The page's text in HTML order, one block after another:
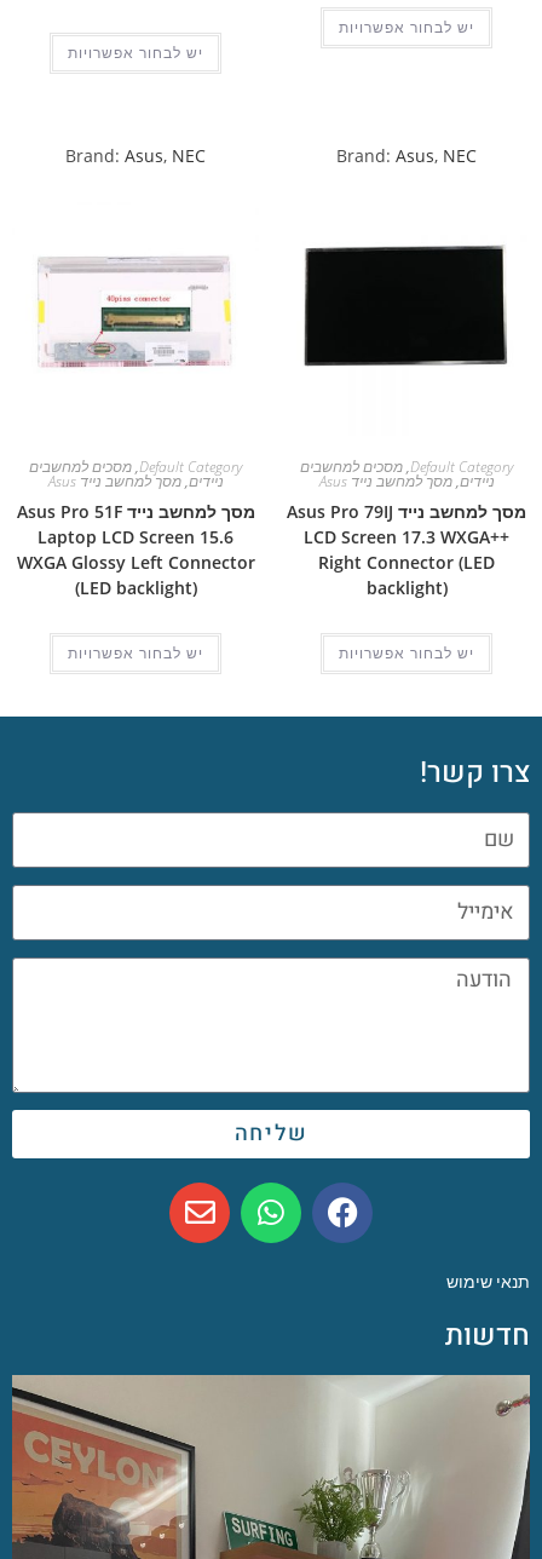
יש לבחור אפשרויות
יש לבחור אפשרויות
Brand: Asus, NEC
Default Category
,מסכים למחשבים
ניידים,מסך למחשב נייד Asus
מסך למחשב נייד Asus Pro 79IJ
LCD Screen 17.3 WXGA++
Right Connector (LED
backlight)
יש לבחור אפשרויות
Brand: Asus, NEC
Default Category
,מסכים למחשבים
ניידים,מסך למחשב נייד Asus
מסך למחשב נייד Asus Pro 51F
Laptop LCD Screen 15.6
WXGA Glossy Left Connector
(LED backlight)
יש לבחור אפשרויות
צרו קשר!
שליחה
תנאי שימוש
חדשות